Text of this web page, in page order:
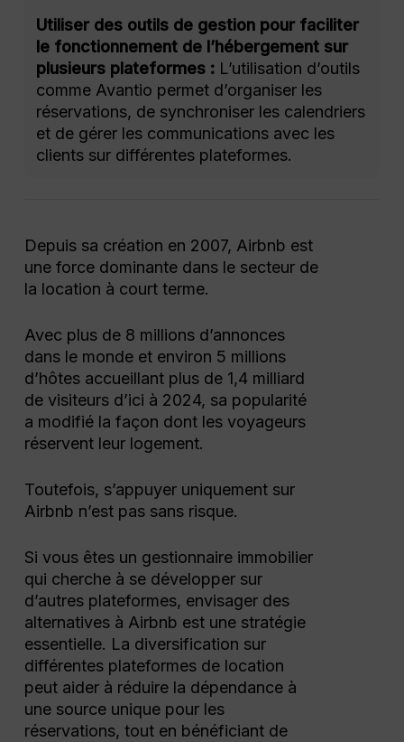
Utiliser des outils de gestion pour faciliter
le fonctionnement de l’hébergement sur
plusieurs plateformes : L’utilisation d’outils
comme Avantio permet d’organiser les
réservations, de synchroniser les calendriers
et de gérer les communications avec les
clients sur différentes plateformes.
Depuis sa création en 2007, Airbnb est
une force dominante dans le secteur de
la location à court terme.
Avec plus de 8 millions d’annonces
dans le monde et environ 5 millions
d’hôtes accueillant plus de 1,4 milliard
de visiteurs d’ici à 2024, sa popularité
a modifié la façon dont les voyageurs
réservent leur logement.
Toutefois, s’appuyer uniquement sur
Airbnb n’est pas sans risque.
Si vous êtes un gestionnaire immobilier
qui cherche à se développer sur
d’autres plateformes, envisager des
alternatives à Airbnb est une stratégie
essentielle. La diversification sur
différentes plateformes de location
peut aider à réduire la dépendance à
une source unique pour les
réservations, tout en bénéficiant de